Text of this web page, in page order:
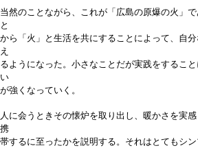
当然のことながら、これが「広島の原爆の火」
と
から「火」と生活を共にすることによって、自
え
るようになった。小さなことだが実践をするこ
い
が強くなっていく。
人に会うときその懐炉を取り出し、暖かさを実
携
帯するに至ったかを説明する。それはとてもシ